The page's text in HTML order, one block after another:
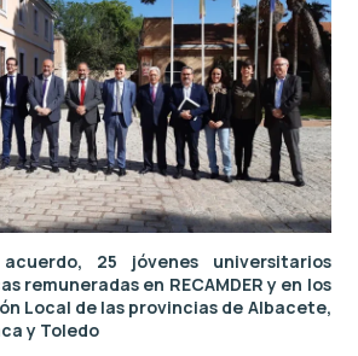
25 jóvenes universitarios
remuneradas en RECAMDER y en los
Local de las provincias de Albacete,
y Toledo